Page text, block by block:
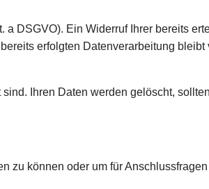
DSGVO). Ein Widerruf Ihrer bereits
erfolgten Datenverarbeitung bleibt
Ihren Daten werden gelöscht,
zu können oder um für Anschlussfragen